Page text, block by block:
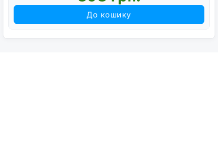
До кошику